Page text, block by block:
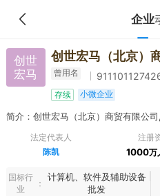
企业
创世
宏马
创世宏马（北京）
曾用名
存续 小微企业
法定代表人
陈凯
注册
1000万
国标行
业
计算机、软件及辅助设备
批发